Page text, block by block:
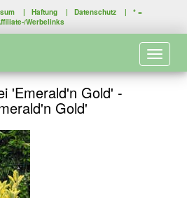
| Haftung | Datenschutz | * =
Werbelinks
'Emerald'n Gold' -
Gold'